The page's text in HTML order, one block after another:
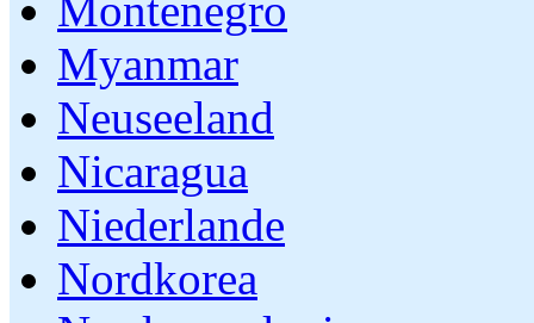
Montenegro
Myanmar
Neuseeland
Nicaragua
Niederlande
Nordkorea